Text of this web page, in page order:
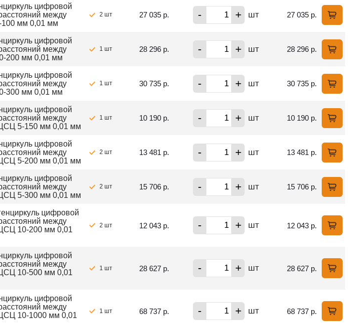
цифровой
между
100 мм 0,01 мм
2 шт 27 035 р. - + шт 27 035 р.
цифровой
между
200 мм 0,01 мм
1 шт 28 296 р. - + шт 28 296 р.
цифровой
между
300 мм 0,01 мм
1 шт 30 735 р. - + шт 30 735 р.
цифровой
между
5-150 мм 0,01 мм
1 шт 10 190 р. - + шт 10 190 р.
цифровой
между
5-200 мм 0,01 мм
2 шт 13 481 р. - + шт 13 481 р.
цифровой
между
5-300 мм 0,01 мм
2 шт 15 706 р. - + шт 15 706 р.
цифровой
между
10-200 мм 0,01
2 шт 12 043 р. - + шт 12 043 р.
цифровой
между
10-500 мм 0,01
1 шт 28 627 р. - + шт 28 627 р.
цифровой
между
10-1000 мм 0,01
1 шт 68 737 р. - + шт 68 737 р.